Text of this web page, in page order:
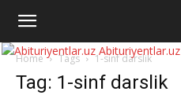
Abituriyentlar.uz
Home Tags 1-sinf darslik
Tag: 1-sinf darslik